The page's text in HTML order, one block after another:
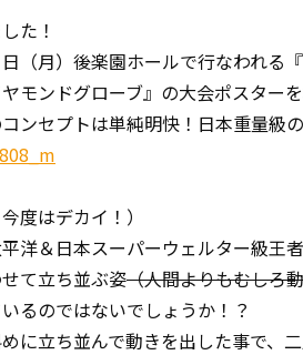
た！
（月）後楽園ホールで行なわれる
モンドグローブ』の大会ポスター
ンセプトは単純明快！日本重量級
今度はデカイ！）
洋＆日本スーパーウェルター級王
て立ち並ぶ姿（人間よりもむしろ
るのではないでしょうか！？
に立ち並んで動きを出した事で、